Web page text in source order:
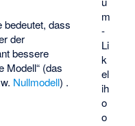
m
-
Li
k
el
ih
o
o
bedeutet, dass
der
bessere
Modell“ (das
Nullmodell) .